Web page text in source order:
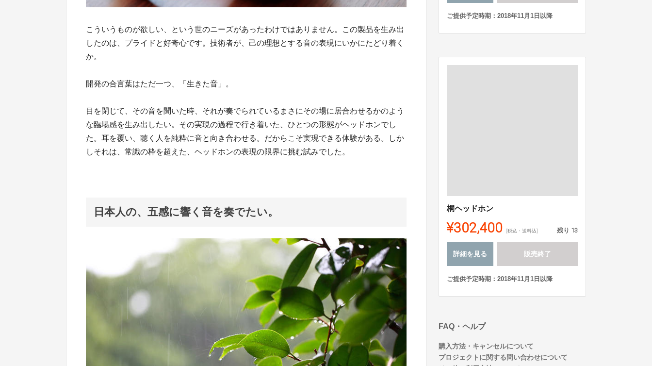
こういうものが欲しい、という世のニーズがあったわけではありません。この製品を生み出
したのは、プライドと好奇心です。技術者が、己の理想とする音の表現にいかにたどり着く
か。
開発の合言葉はただ一つ、「生きた音」。
目を閉じて、その音を聞いた時、それが奏でられているまさにその場に居合わせるかのよう
な臨場感を生み出したい。その実現の過程で行き着いた、ひとつの形態がヘッドホンでし
た。耳を覆い、聴く人を純粋に音と向き合わせる。だからこそ実現できる体験がある。しか
しそれは、常識の枠を超えた、ヘッドホンの表現の限界に挑む試みでした。
日本人の、五感に響く音を奏でたい。
ご提供予定時期：2018年11月1日以降
桐ヘッドホン
¥302,400 (税込・送料込) 残り 13
詳細を見る 販売終了
ご提供予定時期：2018年11月1日以降
FAQ・ヘルプ
購入方法・キャンセルについて
プロジェクトに関する問い合わせについて